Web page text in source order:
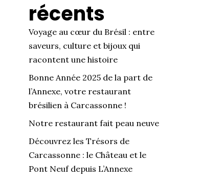
récents
Voyage au cœur du Brésil : entre
saveurs, culture et bijoux qui
racontent une histoire
Bonne Année 2025 de la part de
l’Annexe, votre restaurant
brésilien à Carcassonne !
Notre restaurant fait peau neuve
Découvrez les Trésors de
Carcassonne : le Château et le
Pont Neuf depuis L’Annexe